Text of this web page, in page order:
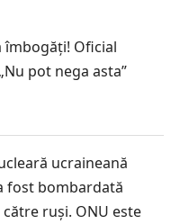
îmbogăți! Oficial
pot nega asta”
ucraineană
fost bombardată
ruși. ONU este